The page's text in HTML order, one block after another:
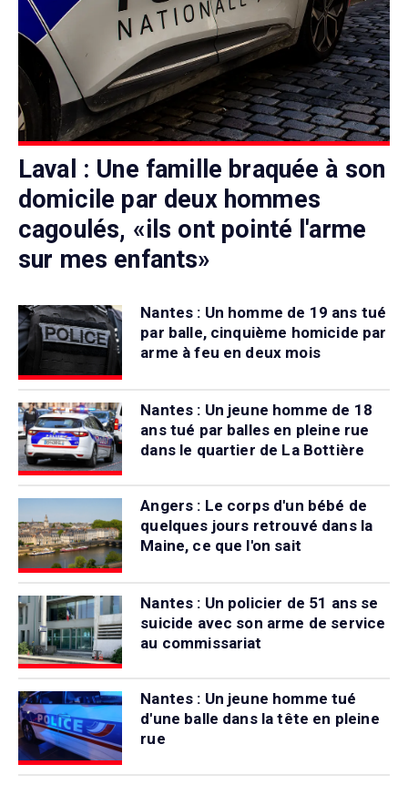
Laval : Une famille braquée à son
domicile par deux hommes
cagoulés, «ils ont pointé l'arme
sur mes enfants»
Nantes : Un homme de 19 ans tué
par balle, cinquième homicide par
arme à feu en deux mois
Nantes : Un jeune homme de 18
ans tué par balles en pleine rue
dans le quartier de La Bottière
Angers : Le corps d'un bébé de
quelques jours retrouvé dans la
Maine, ce que l'on sait
Nantes : Un policier de 51 ans se
suicide avec son arme de service
au commissariat
Nantes : Un jeune homme tué
d'une balle dans la tête en pleine
rue